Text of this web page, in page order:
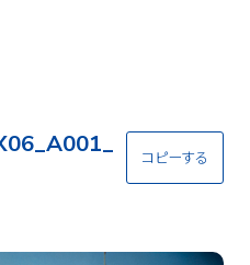
コピーする